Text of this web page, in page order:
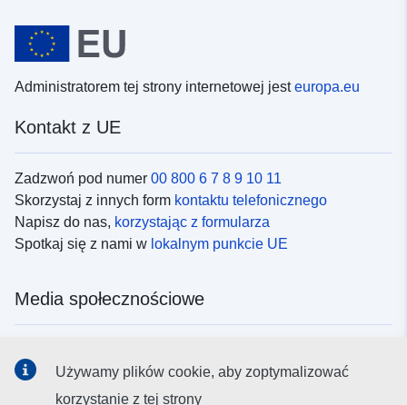
Administratorem tej strony internetowej jesteuropa.eu
Kontakt z UE
Zadzwoń pod numer 00 800 6 7 8 9 10 11
Skorzystaj z innych form kontaktu telefonicznego
Napisz do nas, korzystając z formularza
Spotkaj się z nami w lokalnym punkcie UE
Media społecznościowe
Używamy plików cookie, aby zoptymalizować
korzystanie z tej strony